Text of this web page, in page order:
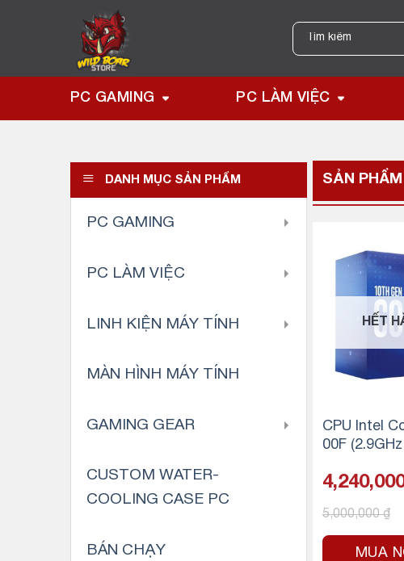
Tìm
kiếm:
PC GAMING PC LÀM VIỆC
DANH MỤC SẢN PHẨM
PC GAMING
PC LÀM VIỆC
LINH KIỆN MÁY TÍNH
MÀN HÌNH MÁY TÍNH
GAMING GEAR
CUSTOM WATER-
COOLING CASE PC
BÁN CHẠY
SẢN
HẾT
CPU Intel
00F
luồng, 16MB
GA 1200
5,000,000₫
MUA